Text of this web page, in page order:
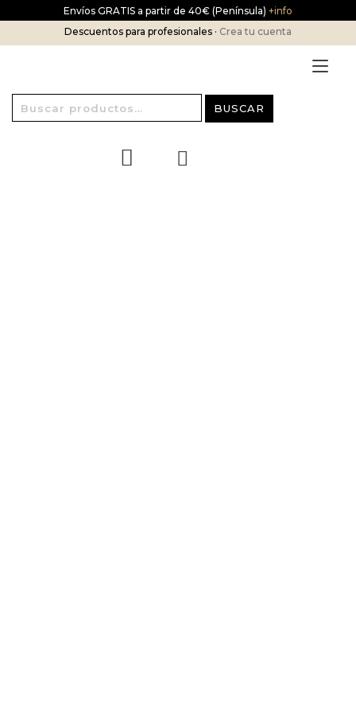
al
contenido
Envíos GRATIS a partir de 40€ (Península) +info
Descuentos para profesionales · Crea tu cuenta
Buscar
por:
BUSCAR